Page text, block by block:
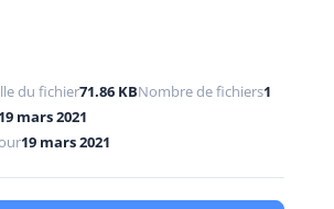
du fichier71.86 KBNombre de fichiers1
19 mars 2021
19 mars 2021